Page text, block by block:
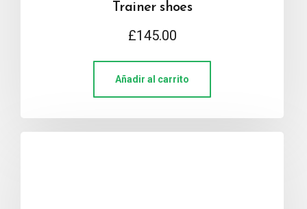
Trainer shoes
£145.00
Añadir al carrito